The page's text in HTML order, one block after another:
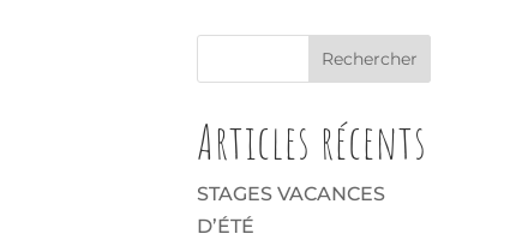
Articles récents
STAGES VACANCES
D’ÉTÉ